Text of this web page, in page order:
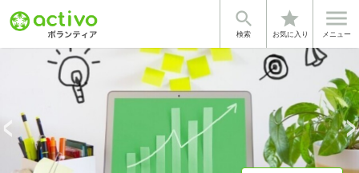

検索
star
お気に入り

メニュー
基本情報 募集詳細 法人情報